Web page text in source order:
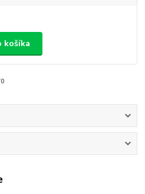
košíka